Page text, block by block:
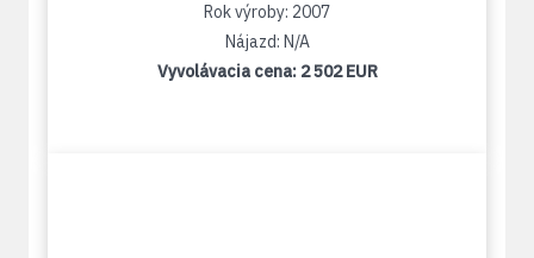
Rok výroby: 2007
Nájazd: N/A
Vyvolávacia cena: 2 502 EUR